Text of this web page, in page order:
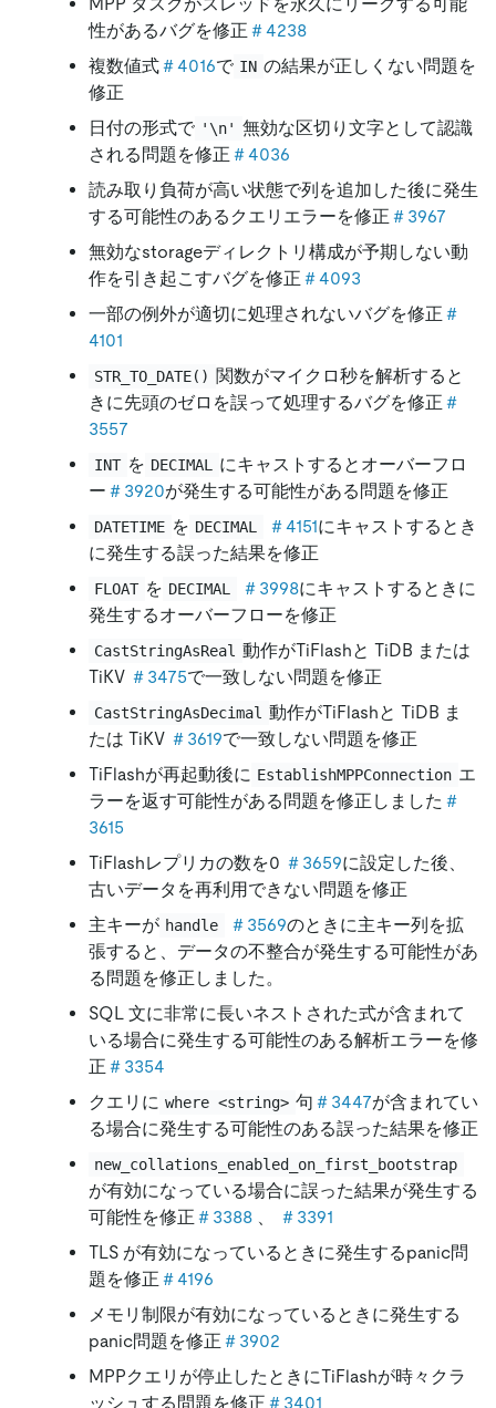
性があるバグを修正 ＃4238
複数値式＃4016で IN の結果が正しくない問題を
修正
日付の形式で '\n' 無効な区切り文字として認識
される問題を修正 ＃4036
読み取り負荷が高い状態で列を追加した後に発生
する可能性のあるクエリエラーを修正 ＃3967
無効なstorageディレクトリ構成が予期しない動
作を引き起こすバグを修正 ＃4093
一部の例外が適切に処理されないバグを修正 ＃
4101
STR_TO_DATE() 関数がマイクロ秒を解析すると
きに先頭のゼロを誤って処理するバグを修正 ＃
3557
INT を DECIMAL
にキャストするとオーバーフロ
ー ＃3920が発生する可能性がある問題を修正
DATETIME を DECIMAL ＃4151にキャストするとき
に発生する誤った結果を修正
FLOAT を DECIMAL ＃3998にキャストするときに
発生するオーバーフローを修正
CastStringAsReal 動作がTiFlashと TiDB または
TiKV ＃3475で一致しない問題を修正
CastStringAsDecimal 動作がTiFlashと TiDB ま
たは TiKV ＃3619で一致しない問題を修正
TiFlashが再起動後に EstablishMPPConnection エ
ラーを返す可能性がある問題を修正しました ＃
3615
TiFlashレプリカの数を0 ＃3659に設定した後、
古いデータを再利用できない問題を修正
主キーが handle ＃3569のときに主キー列を拡
張すると、データの不整合が発生する可能性があ
る問題を修正しました。
SQL 文に非常に長いネストされた式が含まれて
いる場合に発生する可能性のある解析エラーを修
正 ＃3354
クエリに where <string> 句 ＃3447が含まれてい
る場合に発生する可能性のある誤った結果を修正
new_collations_enabled_on_first_bootstrap
が有効になっている場合に誤った結果が発生する
可能性を修正 ＃3388 、
＃3391
TLS が有効になっているときに発生するpanic問
題を修正 ＃4196
メモリ制限が有効になっているときに発生する
panic問題を修正 ＃3902
MPPクエリが停止したときにTiFlashが時々クラ
ッシュする問題を修正 ＃3401